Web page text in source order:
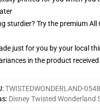
sturdier? Try the premium All
just for you by your local
in the product received
:TWISTEDWONDERLAND-0548
: Disney Twisted Wonderland